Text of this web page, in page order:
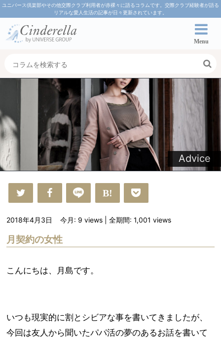
ユニバース倶楽部やその他交際クラブ利用者が赤裸々に語るコラムです。交際クラブ経験者が語る
リアルな愛人生活の記事が日々更新されています。
Menu
Advice
2018年4月3日 今月: 9views | 全期間: 1,001views
月契約の女性
こんにちは、月島です。
いつも現実的に割とシビアな事を書いてきましたが、
今回は友人から聞いたパパ活の夢のあるお話を書いて